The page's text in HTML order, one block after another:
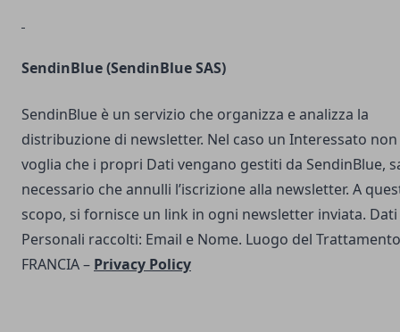
SendinBlue(SendinBlue SAS)
SendinBlue è un servizio che organizza e analizza la
distribuzione di newsletter. Nel caso un Interessato non
voglia che i propri Dati vengano gestiti da SendinBlue,
necessario che annulli l’iscrizione alla newsletter. A
scopo, si fornisce un link in ogni newsletter inviata. Dati
Personali raccolti: Email e Nome. Luogo del
FRANCIA – Privacy Policy